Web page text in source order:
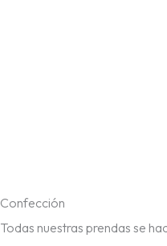
Confección
Todas nuestras prendas se